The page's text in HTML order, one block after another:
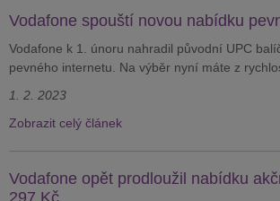
Vodafone spouští novou nabídku
Vodafone k 1. únoru nahradil původní UPC
pevného internetu. Na výběr nyní máte z
1. 2. 2023
Zobrazit celý článek
Vodafone opět prodloužil nabídku
297 Kč